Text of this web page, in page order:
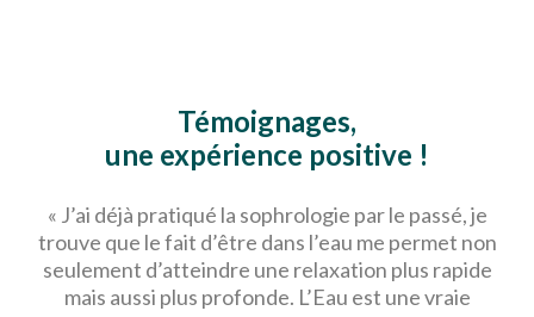
Témoignages,
une expérience positive !
« J’ai déjà pratiqué la sophrologie par le passé, je
trouve que le fait d’être dans l’eau me permet non
seulement d’atteindre une relaxation plus rapide
mais aussi plus profonde. L’Eau est une vraie